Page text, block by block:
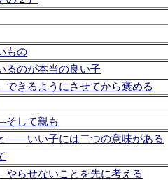
もの
るのが本当の良い子
できるようにさせてから褒める
そして親も
――いい子には二つの意味がある
やらせないことを先に考える